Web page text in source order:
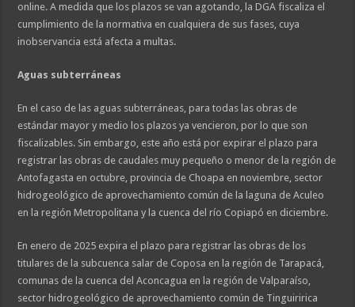
online. A medida que los plazos se van agotando, la DGA fiscaliza el
cumplimiento de la normativa en cualquiera de sus fases, cuya
inobservancia está afecta a multas.
Aguas subterráneas
En el caso de las aguas subterráneas, para todas las obras de
estándar mayor y medio los plazos ya vencieron, por lo que son
fiscalizables. Sin embargo, este año está por expirar el plazo para
registrar las obras de caudales muy pequeño o menor de la región de
Antofagasta en octubre, provincia de Choapa en noviembre, sector
hidrogeológico de aprovechamiento común de la laguna de Aculeo
en la región Metropolitana y la cuenca del río Copiapó en diciembre.
En enero de 2025 expira el plazo para registrar las obras de los
titulares de la subcuenca salar de Coposa en la región de Tarapacá,
comunas de la cuenca del Aconcagua en la región de Valparaíso,
sector hidrogeológico de aprovechamiento común de Tinguiririca